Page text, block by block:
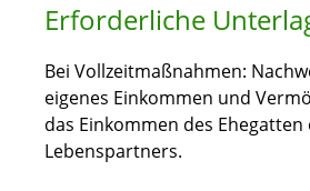
Erforderliche
Bei Vollzeitmaßnahmen:
eigenes Einkommen und
das Einkommen des
Lebenspartners.